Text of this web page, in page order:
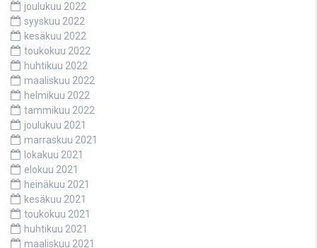
joulukuu 2022
syyskuu 2022
kesäkuu 2022
toukokuu 2022
huhtikuu 2022
maaliskuu 2022
helmikuu 2022
tammikuu 2022
joulukuu 2021
marraskuu 2021
lokakuu 2021
elokuu 2021
heinäkuu 2021
kesäkuu 2021
toukokuu 2021
huhtikuu 2021
maaliskuu 2021